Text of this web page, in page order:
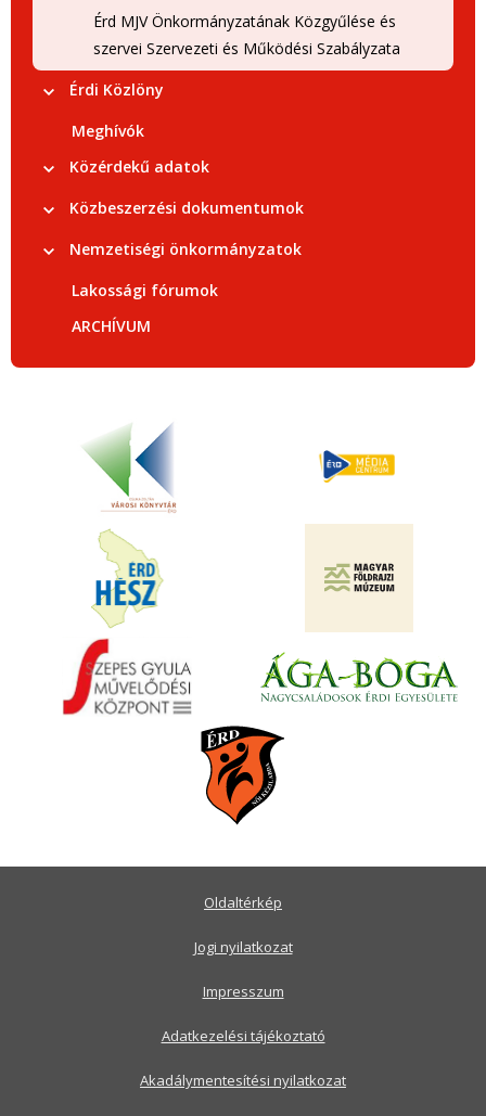
Érd MJV Önkormányzatának Közgyűlése és
szervei Szervezeti és Működési Szabályzata
Érdi Közlöny
Meghívók
Közérdekű adatok
Közbeszerzési dokumentumok
Nemzetiségi önkormányzatok
Lakossági fórumok
ARCHÍVUM
Oldaltérkép
Jogi nyilatkozat
Impresszum
Adatkezelési tájékoztató
Akadálymentesítési nyilatkozat